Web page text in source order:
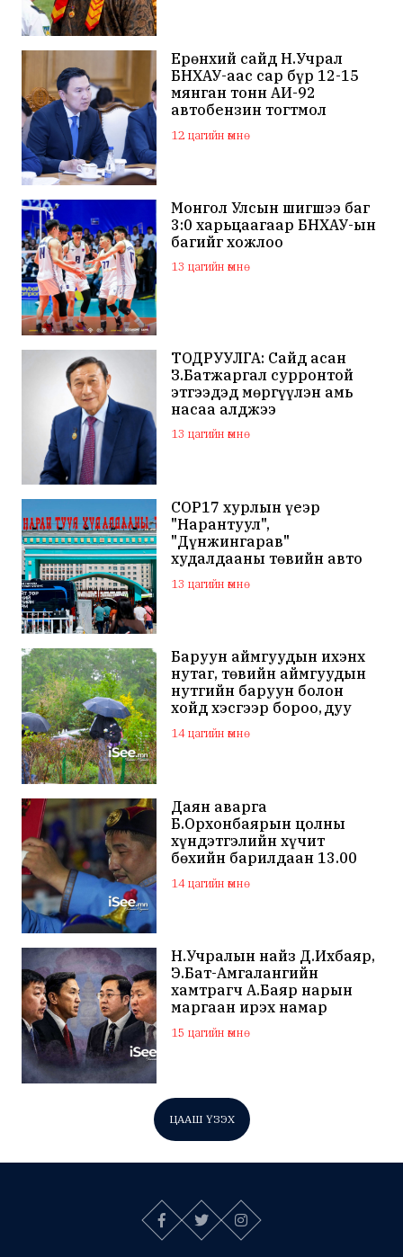
Ерөнхий сайд Н.Учрал
БНХАУ-аас сар бүр 12-15
мянган тонн АИ-92
автобензин тогтмол
нийлүүлэх хүсэлт тавилаа
12 цагийн өмнө
Монгол Улсын шигшээ баг
3:0 харьцаагаар БНХАУ-ын
багийг хожлоо
13 цагийн өмнө
ТОДРУУЛГА: Сайд асан
З.Батжаргал сурронтой
этгээдэд мөргүүлэн амь
насаа алджээ
13 цагийн өмнө
COP17 хурлын үеэр
"Нарантуул",
"Дүнжингарав"
худалдааны төвийн авто
зогсоолыг хаана
13 цагийн өмнө
Баруун аймгуудын ихэнх
нутаг, төвийн аймгуудын
нутгийн баруун болон
хойд хэсгээр бороо, дуу
цахилгаантай аадар бороо
14 цагийн өмнө
Даян аварга
Б.Орхонбаярын цолны
хүндэтгэлийн хүчит
бөхийн барилдаан 13.00
цагаас эхэлнэ
14 цагийн өмнө
Н.Учралын найз Д.Ихбаяр,
Э.Бат-Амгалангийн
хамтрагч А.Баяр нарын
маргаан ирэх намар
нийслэлийн МАН дахин
хагарахыг харуулж байна
15 цагийн өмнө
ЦААШ ҮЗЭХ